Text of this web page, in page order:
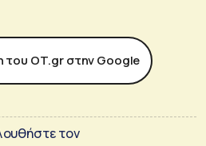
του ΟΤ.gr στην Google
τον